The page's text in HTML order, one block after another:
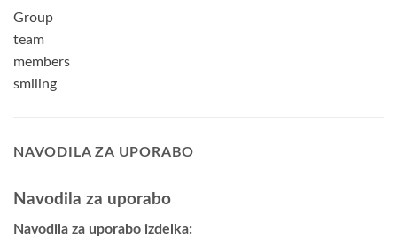
NAVODILA ZA UPORABO
Navodila za uporabo
Navodila za uporabo izdelka: